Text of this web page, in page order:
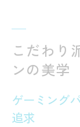
こだわり
ンの美学
ゲーミング
追求